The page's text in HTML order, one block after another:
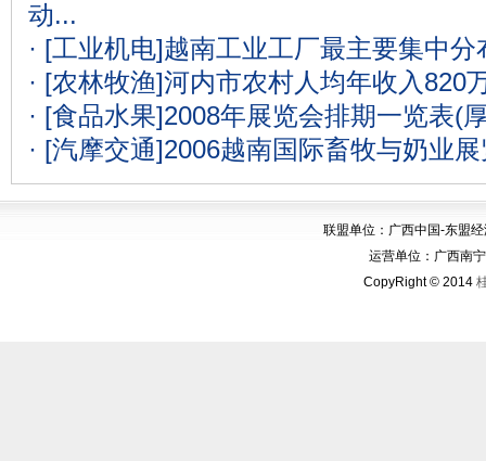
动...
· [工业机电]越南工业工厂最主要集中分
· [农林牧渔]河内市农村人均年收入820
· [食品水果]2008年展览会排期一览表(
· [汽摩交通]2006越南国际畜牧与奶业
联盟单位：广西中国-东盟
运营单位：广西南
CopyRight © 2014